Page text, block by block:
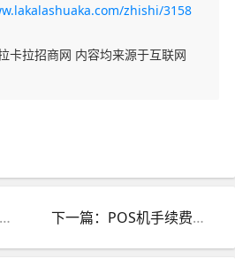
zhishi/3158
卡拉招商网 内容均来源于互联网
上一篇：拉卡拉旗下都有什么pos机_拉卡拉pos机是哪个公司的 下一篇：POS机手续费最低_pos机手续费最低是哪个牌子